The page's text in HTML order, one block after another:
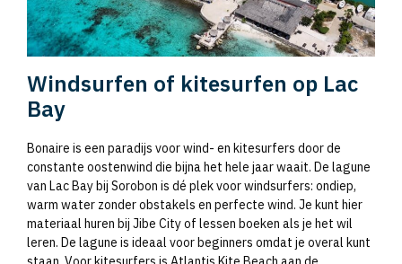
Windsurfen of kitesurfen op Lac
Bay
Bonaire is een paradijs voor wind- en kitesurfers door de
constante oostenwind die bijna het hele jaar waait. De lagune
van Lac Bay bij Sorobon is dé plek voor windsurfers: ondiep,
warm water zonder obstakels en perfecte wind. Je kunt hier
materiaal huren bij Jibe City of lessen boeken als je het wil
leren. De lagune is ideaal voor beginners omdat je overal kunt